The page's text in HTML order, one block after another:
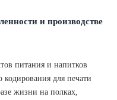
и производстве
питания и напитков
для печати
жизни на полках,